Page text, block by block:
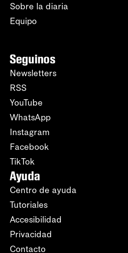
Sobre la diaria
Equipo
Seguinos
Newsletters
RSS
YouTube
WhatsApp
Instagram
Facebook
TikTok
Ayuda
Centro de ayuda
Tutoriales
Accesibilidad
Privacidad
Contacto